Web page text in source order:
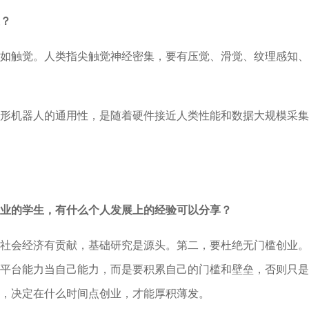
触觉。人类指尖触觉神经密集，要有压觉、滑觉、纹理感知
机器人的通用性，是随着硬件接近人类性能和数据大规模采
的学生，有什么个人发展上的经验可以分享？
会经济有贡献，基础研究是源头。第二，要杜绝无门槛创业
台能力当自己能力，而是要积累自己的门槛和壁垒，否则只
决定在什么时间点创业，才能厚积薄发。